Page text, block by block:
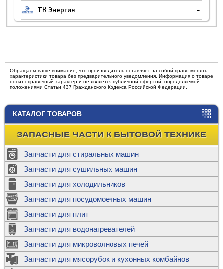
КАТАЛОГ ТОВАРОВ
ЗАПАСНЫЕ ЧАСТИ К БЫТОВОЙ ТЕХНИКЕ
Запчасти для стиральных машин
Запчасти для сушильных машин
Запчасти для холодильников
Запчасти для посудомоечных машин
Запчасти для плит
Запчасти для водонагревателей
Запчасти для микроволновых печей
Запчасти для мясорубок и кухонных комбайнов
ТК Энергия -
Обращаем ваше внимание, что производитель оставляет за собой право менять
характеристики товара без предварительного уведомления. Информация о товаре
носит справочный характер и не является публичной офертой, определяемой
положениями Статьи 437 Гражданского Кодекса Российской Федерации.